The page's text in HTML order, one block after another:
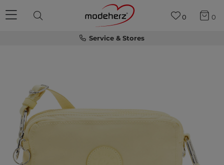
Service & Stores
0 0